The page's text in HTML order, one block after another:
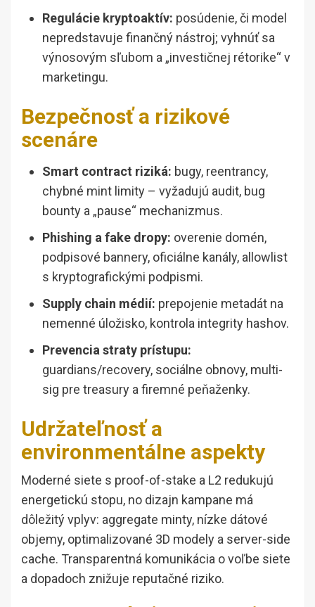
Regulácie kryptoaktív: posúdenie, či model
nepredstavuje finančný nástroj; vyhnúť sa
výnosovým sľubom a „investičnej rétorike“ v
marketingu.
Bezpečnosť a rizikové
scenáre
Smart contract riziká: bugy, reentrancy,
chybné mint limity – vyžadujú audit, bug
bounty a „pause“ mechanizmus.
Phishing a fake dropy: overenie domén,
podpisové bannery, oficiálne kanály, allowlist
s kryptografickými podpismi.
Supply chain médií: prepojenie metadát na
nemenné úložisko, kontrola integrity hashov.
Prevencia straty prístupu:
guardians/recovery, sociálne obnovy, multi-
sig pre treasury a firemné peňaženky.
Udržateľnosť a
environmentálne aspekty
Moderné siete s proof-of-stake a L2 redukujú
energetickú stopu, no dizajn kampane má
dôležitý vplyv: aggregate minty, nízke dátové
objemy, optimalizované 3D modely a server-side
cache. Transparentná komunikácia o voľbe siete
a dopadoch znižuje reputačné riziko.